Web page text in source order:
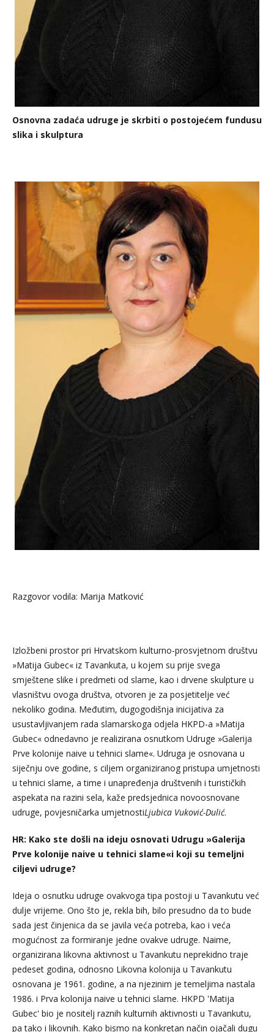
Osnovna zadaća udruge je skrbiti o postojećem fundusu
slika i skulptura
Razgovor vodila: Marija Matković
Izložbeni prostor pri Hrvatskom kulturno-prosvjetnom društvu
»Matija Gubec« iz Tavankuta, u kojem su prije svega
smještene slike i predmeti od slame, kao i drvene skulpture u
vlasništvu ovoga društva, otvoren je za posjetitelje već
nekoliko godina. Međutim, dugogodišnja inicijativa za
usustavljivanjem rada slamarskoga odjela HKPD-a »Matija
Gubec« odnedavno je realizirana osnutkom Udruge »Galerija
Prve kolonije naive u tehnici slame«. Udruga je osnovana u
siječnju ove godine, s ciljem organiziranog pristupa umjetnosti
u tehnici slame, a time i unapređenja društvenih i turističkih
aspekata na razini sela, kaže predsjednica novoosnovane
udruge, povjesničarka umjetnostiLjubica Vuković-Dulić.
HR: Kako ste došli na ideju osnovati Udrugu »Galerija
Prve kolonije naive u tehnici slame«i koji su temeljni
ciljevi udruge?
Ideja o osnutku udruge ovakvoga tipa postoji u Tavankutu već
dulje vrijeme. Ono što je, rekla bih, bilo presudno da to bude
sada jest činjenica da se javila veća potreba, kao i veća
mogućnost za formiranje jedne ovakve udruge. Naime,
organizirana likovna aktivnost u Tavankutu neprekidno traje
pedeset godina, odnosno Likovna kolonija u Tavankutu
osnovana je 1961. godine, a na njezinim je temeljima nastala
1986. i Prva kolonija naive u tehnici slame. HKPD 'Matija
Gubec' bio je nositelj raznih kulturnih aktivnosti u Tavankutu,
pa tako i likovnih. Kako bismo na konkretan način ojačali dugu